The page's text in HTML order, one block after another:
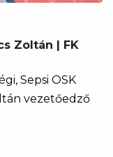
Zoltán | FK
Sepsi OSK
vezetőedző